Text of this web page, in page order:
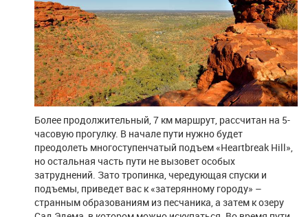
Более продолжительный, 7 км маршрут, рассчитан на 5-
часовую прогулку. В начале пути нужно будет
преодолеть многоступенчатый подъем «Heartbreak Hill»,
но остальная часть пути не вызовет особых
затруднений. Зато тропинка, чередующая спуски и
подъемы, приведет вас к «затерянному городу» –
странным образованиям из песчаника, а затем к озеру